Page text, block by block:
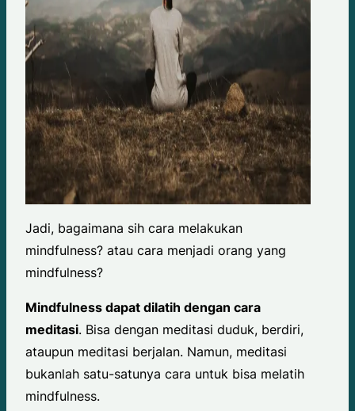
Jadi, bagaimana sih cara melakukan
mindfulness? atau cara menjadi orang yang
mindfulness?
Mindfulness dapat dilatih dengan cara
meditasi. Bisa dengan meditasi duduk, berdiri,
ataupun meditasi berjalan. Namun, meditasi
bukanlah satu-satunya cara untuk bisa melatih
mindfulness.